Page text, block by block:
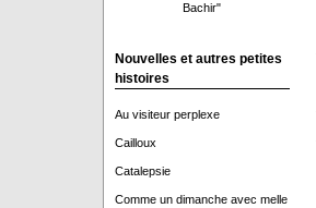
Bachir"
Nouvelles et autres petites
histoires
Au visiteur perplexe
Cailloux
Catalepsie
Comme un dimanche avec melle